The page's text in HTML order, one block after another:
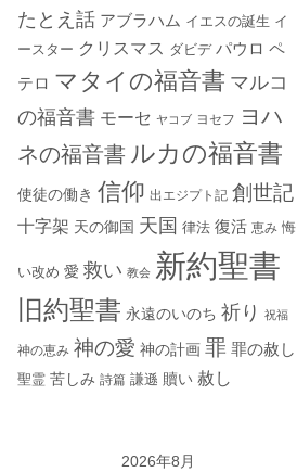
たとえ話 アブラハム イエスの誕生 イ
ースター クリスマス ダビデ パウロ ペ
テロ マタイの福音書 マルコ
の福音書 モーセ ヤコブ ヨセフ ヨハ
ネの福音書 ルカの福音書
使徒の働き 信仰 出エジプト記 創世記
十字架 天の御国 天国 律法 復活 恵み 悔
い改め 愛 救い 教会 新約聖書
旧約聖書 永遠のいのち 祈り 祝福
神の恵み 神の愛 神の計画 罪 罪の赦し
聖霊 苦しみ 詩篇 謙遜 贖い 赦し
2026年8月